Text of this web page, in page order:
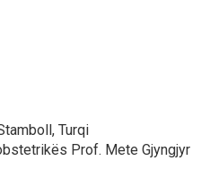
Turqi
Prof. Mete Gjyngjyr